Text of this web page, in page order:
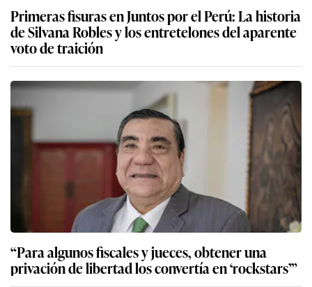
Primeras fisuras en Juntos por el Perú: La historia
de Silvana Robles y los entretelones del aparente
voto de traición
“Para algunos fiscales y jueces, obtener una
privación de libertad los convertía en ‘rockstars’”